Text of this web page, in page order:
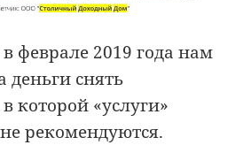
феврале 2019 года нам
деньги снять
которой «услуги»
рекомендуются.